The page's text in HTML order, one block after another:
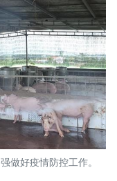
做好疫情防控工作。